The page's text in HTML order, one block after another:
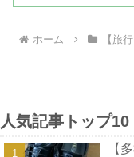
ホーム 【旅
人気記事トップ10
【